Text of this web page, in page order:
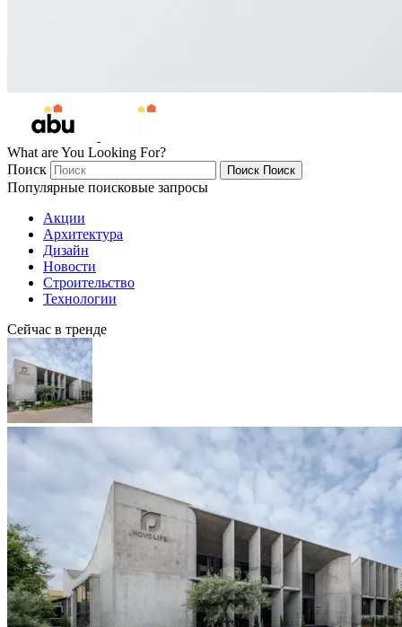
What are You Looking For?
Поиск
Поиск Поиск
Популярные поисковые запросы
Акции
Архитектура
Дизайн
Новости
Строительство
Технологии
Сейчас в тренде